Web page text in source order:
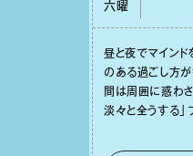
六曜
昼と夜でマインド
のある過ごし⽅
間は周囲に惑わ
淡々と全うする」
⾔葉に流されな